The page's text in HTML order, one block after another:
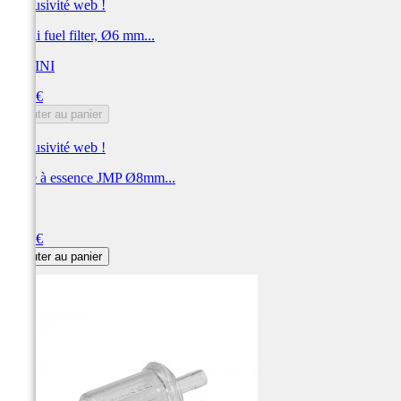
Exclusivité web !
Polini fuel filter, Ø6 mm...
POLINI
5,86 €
Ajouter au panier
Exclusivité web !
Filtre à essence JMP Ø8mm...
5,71 €
Ajouter au panier